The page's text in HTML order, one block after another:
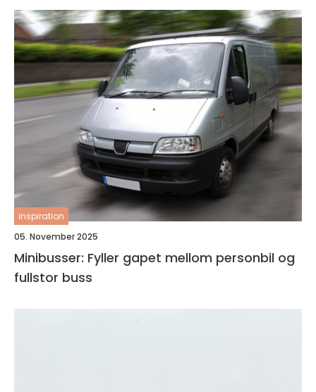
inspiration
05. November 2025
Minibusser: Fyller gapet mellom personbil og
fullstor buss